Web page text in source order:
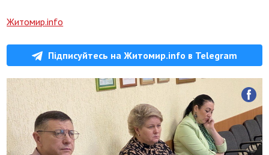
Житомир.info
Підписуйтесь на Житомир.info в Telegram